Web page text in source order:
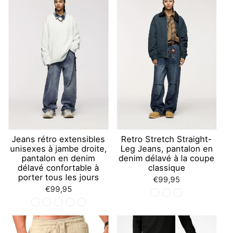
Jeans rétro extensibles
unisexes à jambe droite,
pantalon en denim
délavé confortable à
porter tous les jours
€99,95
Retro Stretch Straight-
Leg Jeans, pantalon en
denim délavé à la coupe
classique
€99,95